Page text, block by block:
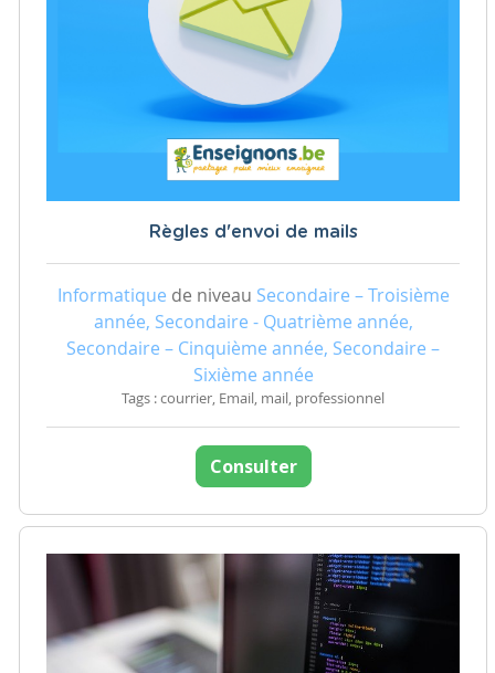
Règles d'envoi de mails
Informatique de niveau Secondaire – Troisième
année, Secondaire - Quatrième année,
Secondaire – Cinquième année, Secondaire –
Sixième année
Tags : courrier, Email, mail, professionnel
Consulter